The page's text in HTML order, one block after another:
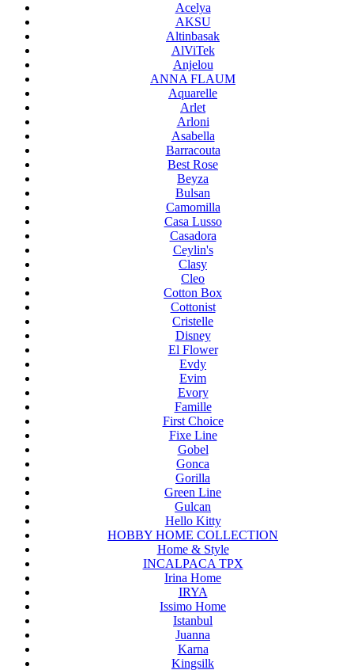
Acelya
AKSU
Altinbasak
AlViTek
Anjelou
ANNA FLAUM
Aquarelle
Arlet
Arloni
Asabella
Barracouta
Best Rose
Beyza
Bulsan
Camomilla
Casa Lusso
Casadora
Ceylin's
Clasy
Cleo
Cotton Box
Cottonist
Cristelle
Disney
El Flower
Evdy
Evim
Evory
Famille
First Choice
Fixe Line
Gobel
Gonca
Gorilla
Green Line
Gulcan
Hello Kitty
HOBBY HOME COLLECTION
Home & Style
INCALPACA TPX
Irina Home
IRYA
Issimo Home
Istanbul
Juanna
Karna
Kingsilk